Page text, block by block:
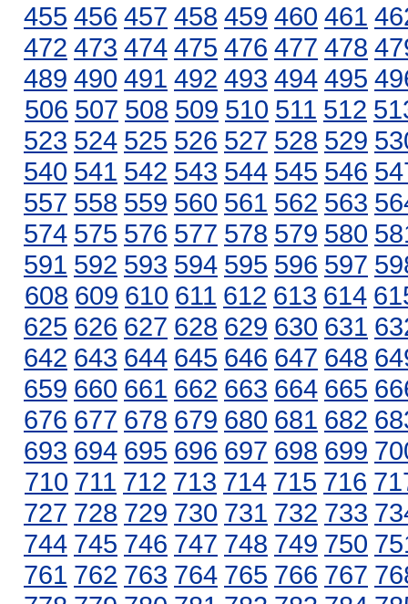
455 456 457 458 459 460 461
472 473 474 475 476 477 478
489 490 491 492 493 494 495
506 507 508 509 510 511 512
523 524 525 526 527 528 529
540 541 542 543 544 545 546
557 558 559 560 561 562 563
574 575 576 577 578 579 580
591 592 593 594 595 596 597
608 609 610 611 612 613 614
625 626 627 628 629 630 631
642 643 644 645 646 647 648
659 660 661 662 663 664 665
676 677 678 679 680 681 682
693 694 695 696 697 698 699
710 711 712 713 714 715 716
727 728 729 730 731 732 733
744 745 746 747 748 749 750
761 762 763 764 765 766 767